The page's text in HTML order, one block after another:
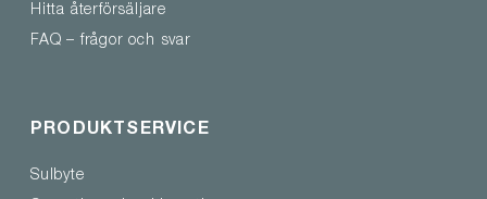
Hitta återförsäljare
FAQ – frågor och svar
PRODUKTSERVICE
Sulbyte